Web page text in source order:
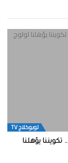
لوبوكلاج TV
فرحة و آمال خريجي ل ISIC في حفل التخرج 2026 .. تكويننا يؤهلنا